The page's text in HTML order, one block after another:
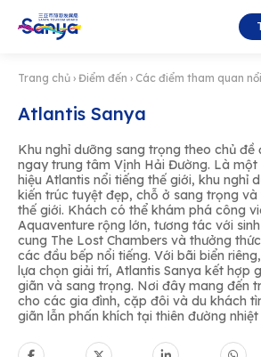
Trang chủ › Điểm đến › Các điểm tham quan
Atlantis Sanya
Khu nghỉ dưỡng sang trọng theo chủ đề
ngay trung tâm Vịnh Hải Đường. Là một
hiệu Atlantis nổi tiếng thế giới, khu nghỉ
kiến trúc tuyệt đẹp, chỗ ở sang trọng
thế giới. Khách có thể khám phá công
Aquaventure rộng lớn, tương tác với
cung The Lost Chambers và thưởng
các đầu bếp nổi tiếng. Với bãi biển
lựa chọn giải trí, Atlantis Sanya kết hợp
giãn và sang trọng. Nơi đây mang đến
cho các gia đình, cặp đôi và du khách
giãn lẫn phấn khích tại thiên đường